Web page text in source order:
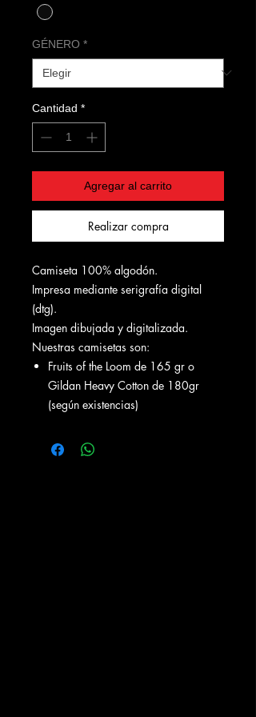
GÉNERO *
Cantidad *
Agregar al carrito
Realizar compra
Camiseta 100% algodón.
Impresa mediante serigrafía digital
(dtg).
Imagen dibujada y digitalizada.
Nuestras camisetas son:
Fruits of the Loom de 165 gr o
Gildan Heavy Cotton de 180gr
(según existencias)